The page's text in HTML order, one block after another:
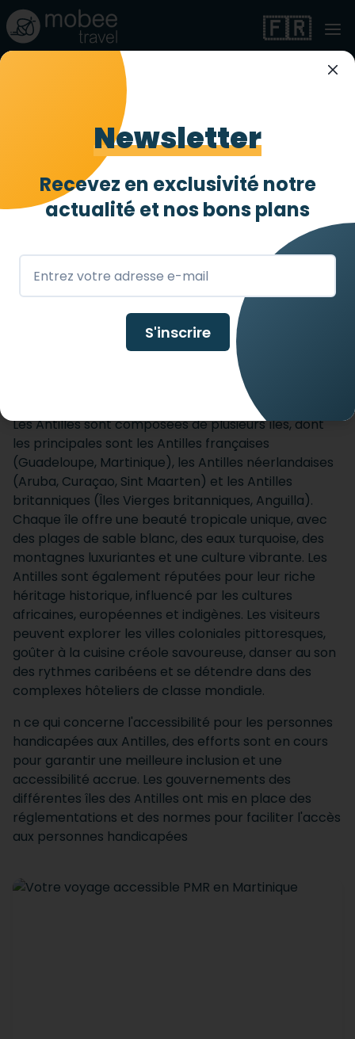
🇫🇷
Antilles
ANTILLES
Les Antilles sont composées de plusieurs îles, dont
les principales sont les Antilles françaises
(Guadeloupe, Martinique), les Antilles néerlandaises
(Aruba, Curaçao, Sint Maarten) et les Antilles
britanniques (Îles Vierges britanniques, Anguilla).
Chaque île offre une beauté tropicale unique, avec
des plages de sable blanc, des eaux turquoise, des
montagnes luxuriantes et une culture vibrante. Les
Antilles sont également réputées pour leur riche
héritage historique, influencé par les cultures
africaines, européennes et indigènes. Les visiteurs
peuvent explorer les villes coloniales pittoresques,
goûter à la cuisine créole savoureuse, danser au son
des rythmes caribéens et se détendre dans des
complexes hôteliers de classe mondiale.
n ce qui concerne l'accessibilité pour les personnes
handicapées aux Antilles, des efforts sont en cours
pour garantir une meilleure inclusion et une
accessibilité accrue. Les gouvernements des
différentes îles des Antilles ont mis en place des
réglementations et des normes pour faciliter l'accès
aux personnes handicapées
Newsletter
Recevez en exclusivité notre
actualité et nos bons plans
S'inscrire